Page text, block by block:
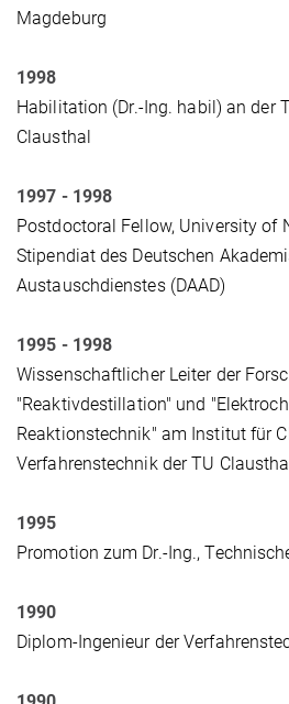
Magdeburg
1998
Habilitation (Dr.-Ing. habil) an der
Clausthal
1997 - 1998
Postdoctoral Fellow, University of
Stipendiat des Deutschen
Austauschdienstes(DAAD)
1995 - 1998
Wissenschaftlicher Leiter der
"Reaktivdestillation" und
Reaktionstechnik" am Institut für
Verfahrenstechnik der TU
1995
Promotion zum Dr.-Ing.,
1990
Diplom-Ingenieur der